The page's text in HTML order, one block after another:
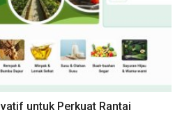
untuk Perkuat Rantai